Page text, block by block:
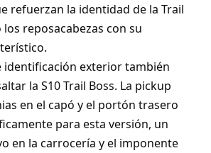
refuerzan la identidad de la Trail
reposacabezas con su
identificación exterior también
la S10 Trail Boss. La pickup
en el capó y el portón trasero
para esta versión, un
en la carrocería y el imponente